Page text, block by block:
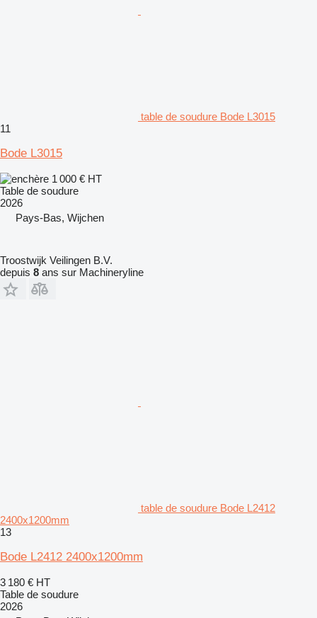
table de soudure Bode L3015
11
Bode L3015
1 000 € HT
Table de soudure
2026
Pays-Bas, Wijchen
Troostwijk Veilingen B.V.
depuis 8 ans sur Machineryline
table de soudure Bode L2412
2400x1200mm
13
Bode L2412 2400x1200mm
3 180 € HT
Table de soudure
2026